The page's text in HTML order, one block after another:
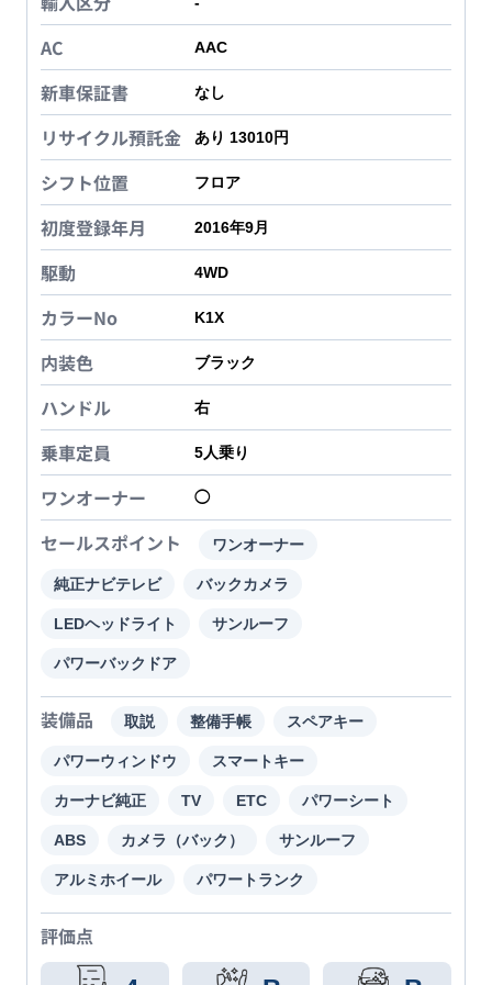
AC AAC
新車保証書 なし
リサイクル預託金 あり 13010円
シフト位置 フロア
初度登録年月 2016年9月
駆動 4WD
カラーNo K1X
内装色 ブラック
ハンドル 右
乗車定員 5人乗り
ワンオーナー ◯
セールスポイント ワンオーナー
純正ナビテレビ バックカメラ
LEDヘッドライト サンルーフ
パワーバックドア
装備品 取説 整備手帳 スペアキー
パワーウィンドウ スマートキー
カーナビ純正 TV ETC パワーシート
ABS カメラ（バック） サンルーフ
アルミホイール パワートランク
評価点